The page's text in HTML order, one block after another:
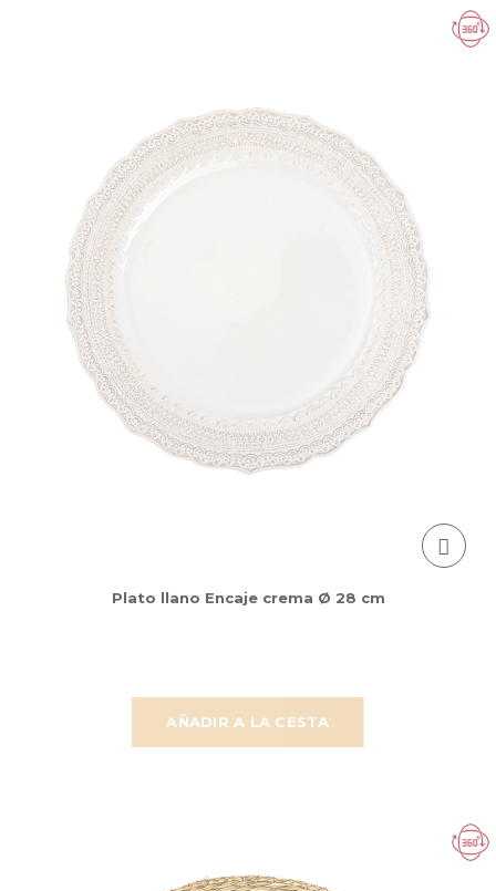
AÑADIR A LA CESTA
Plato llano Encaje crema Ø 28 cm